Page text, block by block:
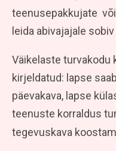
teenusepakkujate
leida abivajajale
Väikelaste turvakodu
kirjeldatud: lapse
päevakava, lapse
teenuste korraldus
tegevuskava